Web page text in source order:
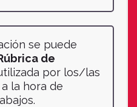
se puede
de
por los/las
la hora de